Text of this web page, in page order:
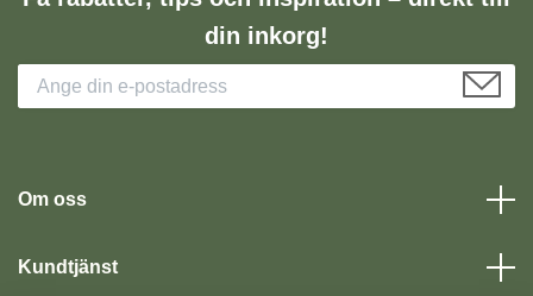
din inkorg!
Om oss
Kundtjänst